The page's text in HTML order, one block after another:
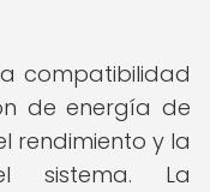
compatibilidad
de energía de
rendimiento y la
sistema. La